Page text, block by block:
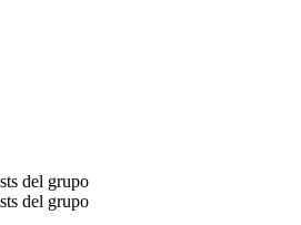
del grupo
del grupo